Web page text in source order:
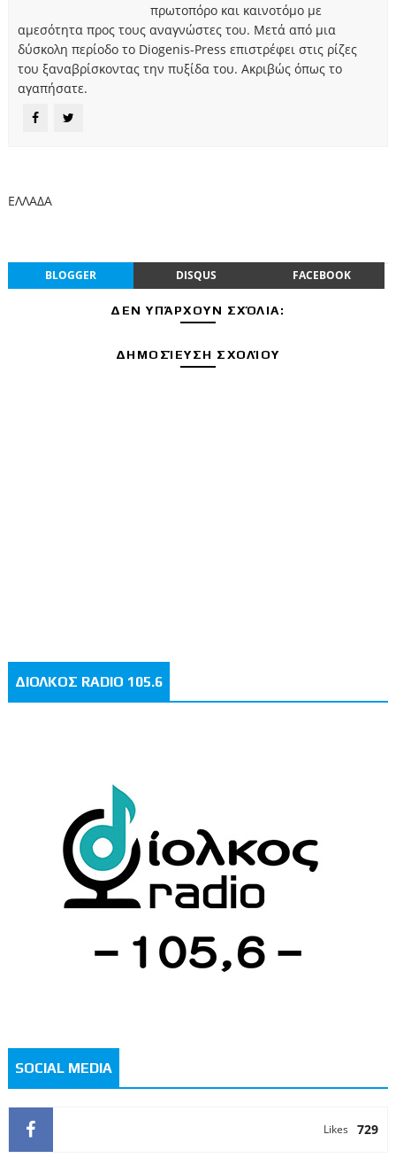
πρωτοπόρο και καινοτόμο με
αμεσότητα προς τους αναγνώστες του. Μετά από μια
δύσκολη περίοδο το Diogenis-Press επιστρέφει στις ρίζες
του ξαναβρίσκοντας την πυξίδα του. Ακριβώς όπως το
αγαπήσατε.
ΕΛΛΑΔΑ
BLOGGER DISQUS FACEBOOK
ΔΕΝ ΥΠΆΡΧΟΥΝ ΣΧΌΛΙΑ:
ΔΗΜΟΣΊΕΥΣΗ ΣΧΟΛΊΟΥ
ΔΙΟΛΚΟΣ RADIO 105.6
SOCIAL MEDIA
729
Likes